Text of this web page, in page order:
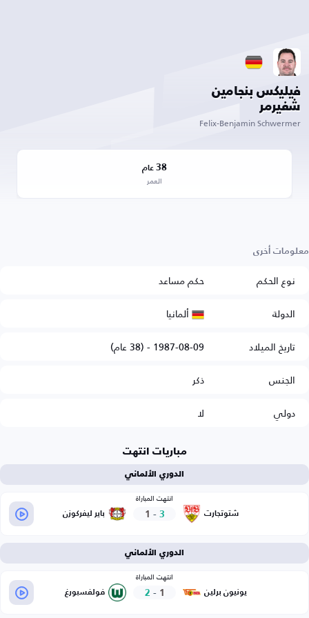
فيليكس بنجامين
شفيرمر
Felix-Benjamin Schwermer
38 عام
العمر
معلومات أخرى
نوع الحكم
حكم مساعد
الدولة
ألمانيا
تاريخ الميلاد
1987-08-09 - (38 عام)
الجنس
ذكر
دولي
لا
مباريات انتهت
الدوري الألماني
شتوتجارت
انتهت المباراة
3
-
1 باير ليفركوزن
الدوري الألماني
يونيون برلين
انتهت المباراة
1
-
2 فولفسبورغ